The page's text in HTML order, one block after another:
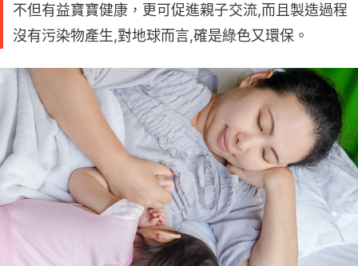
不但有益寶寶健康，更可促進親子交流,而且製造過程
沒有污染物產生,對地球而言,確是綠色又環保。